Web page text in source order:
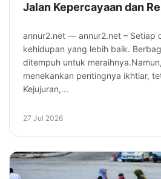
Jalan Kepercayaan dan
annur2.net — annur2.net – Setiap
kehidupan yang lebih baik.
ditempuh untuk
menekankan pentingnya ikhtiar,
Kejujuran,...
27 Jul 2026